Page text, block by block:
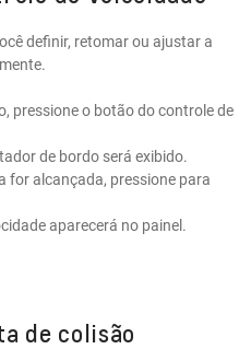
definir, retomar ou ajustar a
pressione o botão do controle de
de bordo será exibido.
for alcançada, pressione para
aparecerá no painel.
de colisão